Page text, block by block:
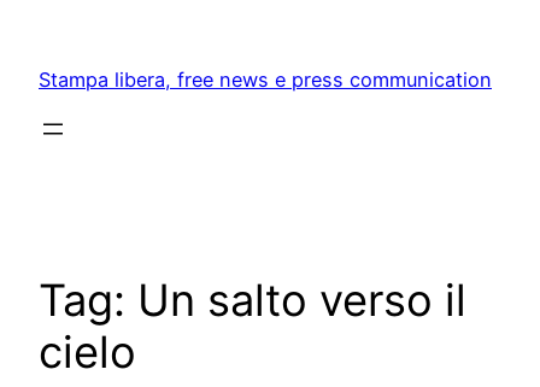
content
Stampa libera, free news e press communication
Tag: Un salto verso il
cielo